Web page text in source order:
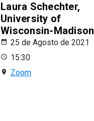
Laura Schechter,
University of
Wisconsin-Madison
25 de Agosto de 2021
15:30
Zoom